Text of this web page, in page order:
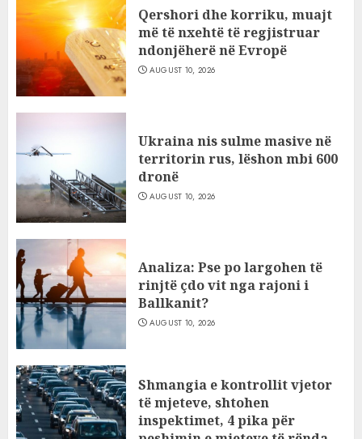
Qershori dhe korriku, muajt
më të nxehtë të regjistruar
ndonjëherë në Evropë
AUGUST 10, 2026
Ukraina nis sulme masive në
territorin rus, lëshon mbi 600
dronë
AUGUST 10, 2026
Analiza: Pse po largohen të
rinjtë çdo vit nga rajoni i
Ballkanit?
AUGUST 10, 2026
Shmangia e kontrollit vjetor
të mjeteve, shtohen
inspektimet, 4 pika për